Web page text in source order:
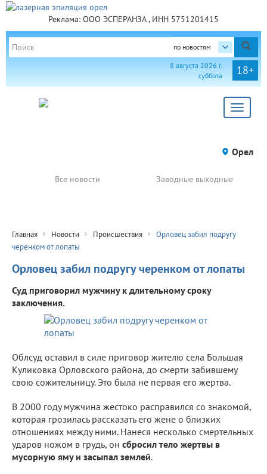
Реклама: ООО ЭСПЕРАНЗА , ИНН 5751201415
по новостям
18+
8 августа 2026 г.
суббота
Toggle
Орел
Все новости Заводные выходные
Главная Новости Происшествия
Орловец забил подругу
черенком от лопаты
Орловец забил подругу черенком от лопаты
Суд приговорил мужчину к длительному сроку
заключения.
Облсуд оставил в силе приговор жителю села Большая
Куликовка Орловского района, до смерти забившему
свою сожительницу. Это была не первая его жертва.
В 2000 году мужчина жестоко расправился со знакомой,
которая грозилась рассказать его жене о близких
отношениях между ними. Нанеся несколько смертельных
ударов ножом в грудь, он сбросил тело жертвы в
мусорную яму и засыпал землей.